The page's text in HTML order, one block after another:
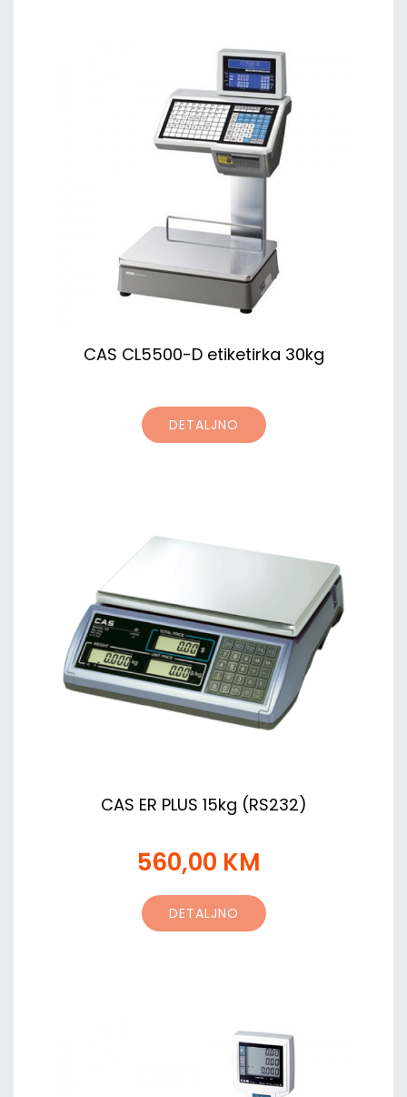
CAS CL5500-D etiketirka 30kg
DETALJNO
CAS ER PLUS 15kg (RS232)
560,00 KM
DETALJNO